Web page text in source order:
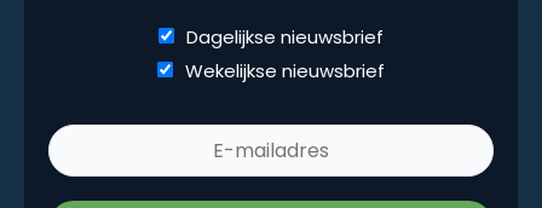
Dagelijkse nieuwsbrief
Wekelijkse nieuwsbrief